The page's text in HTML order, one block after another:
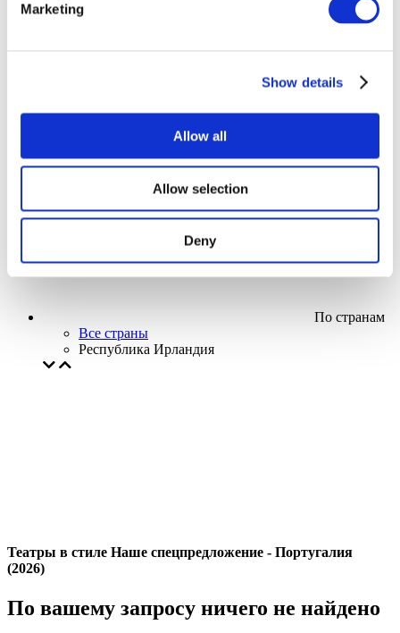
Marketing
Show details
Allow all
Allow selection
Deny
Без поджанра
Применить
По странам
Все страны
Республика Ирландия
Театры в стиле Наше спецпредложение - Португалия
(2026)
По вашему запросу ничего не найдено